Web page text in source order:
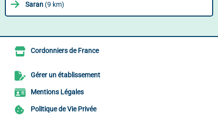
Saran (9 km)
Cordonniers de France
Gérer un établissement
Mentions Légales
Politique de Vie Privée